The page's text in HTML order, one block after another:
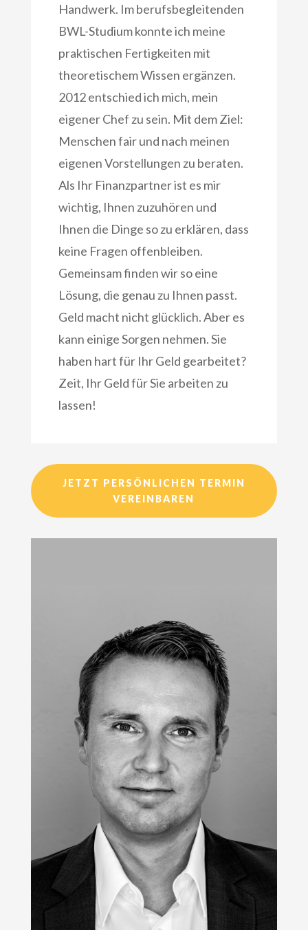
Handwerk. Im berufsbegleitenden
BWL-Studium konnte ich meine
praktischen Fertigkeiten mit
theoretischem Wissen ergänzen.
2012 entschied ich mich, mein
eigener Chef zu sein. Mit dem Ziel:
Menschen fair und nach meinen
eigenen Vorstellungen zu beraten.
Als Ihr Finanzpartner ist es mir
wichtig, Ihnen zuzuhören und
Ihnen die Dinge so zu erklären, dass
keine Fragen offenbleiben.
Gemeinsam finden wir so eine
Lösung, die genau zu Ihnen passt.
Geld macht nicht glücklich. Aber es
kann einige Sorgen nehmen. Sie
haben hart für Ihr Geld gearbeitet?
Zeit, Ihr Geld für Sie arbeiten zu
lassen!
JETZT PERSÖNLICHEN TERMIN
VEREINBAREN